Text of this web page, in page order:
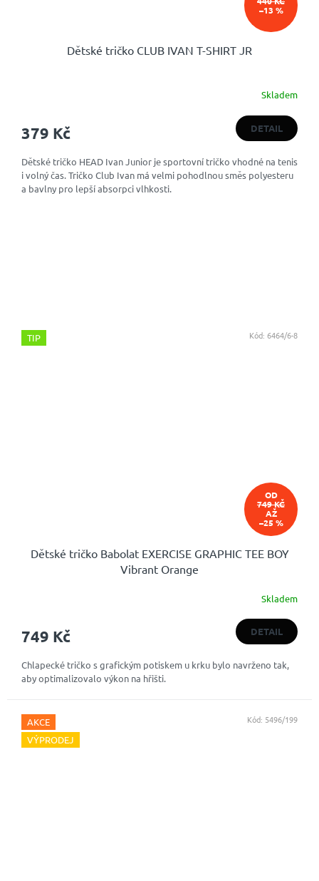
–13 %
Dětské tričko CLUB IVAN T-SHIRT JR
je
z
5
hvězdiček.
Skladem
379 Kč DETAIL
Dětské tričko HEAD Ivan Junior je sportovní tričko vhodné na tenis
i volný čas. Tričko Club Ivan má velmi pohodlnou směs polyesteru
a bavlny pro lepší absorpci vlhkosti.
TIP
OD
749 KČ
AŽ
–25 %
Dětské tričko Babolat EXERCISE GRAPHIC TEE BOY
Vibrant Orange
Skladem
749 Kč DETAIL
Chlapecké tričko s grafickým potiskem u krku bylo navrženo tak,
aby optimalizovalo výkon na hřišti.
Kód: 6464/6-8
AKCE
VÝPRODEJ
Kód: 5496/199